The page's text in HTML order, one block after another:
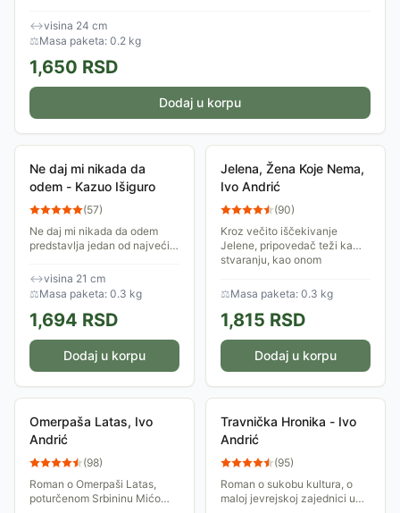
↔visina 24 cm
⚖Masa paketa: 0.2 kg
1,650 RSD
Dodaj u korpu
Ne daj mi nikada da
odem - Kazuo Išiguro
(57)
Ne daj mi nikada da odem
predstavlja jedan od najvećih
aktuelnog nobelovca Kazua
Išigura, ali ni sama kritika nije
↔visina 21 cm
⚖Masa paketa: 0.3 kg
1,694 RSD
Dodaj u korpu
Jelena, Žena Koje Nema,
Ivo Andrić
(90)
Kroz večito iščekivanje
Jelene, pripovedač teži ka
stvaranju, kao onom
onoga kojeg nazivamo
stvaraocem zapravo daje
pravi...
⚖Masa paketa: 0.3 kg
1,815 RSD
Dodaj u korpu
Omerpaša Latas, Ivo
Andrić
(98)
Roman o Omerpaši Latas,
poturčenom Srbininu Mićo
Travnička Hronika - Ivo
Andrić
(95)
Roman o sukobu kultura, o
maloj jevrejskoj zajednici u